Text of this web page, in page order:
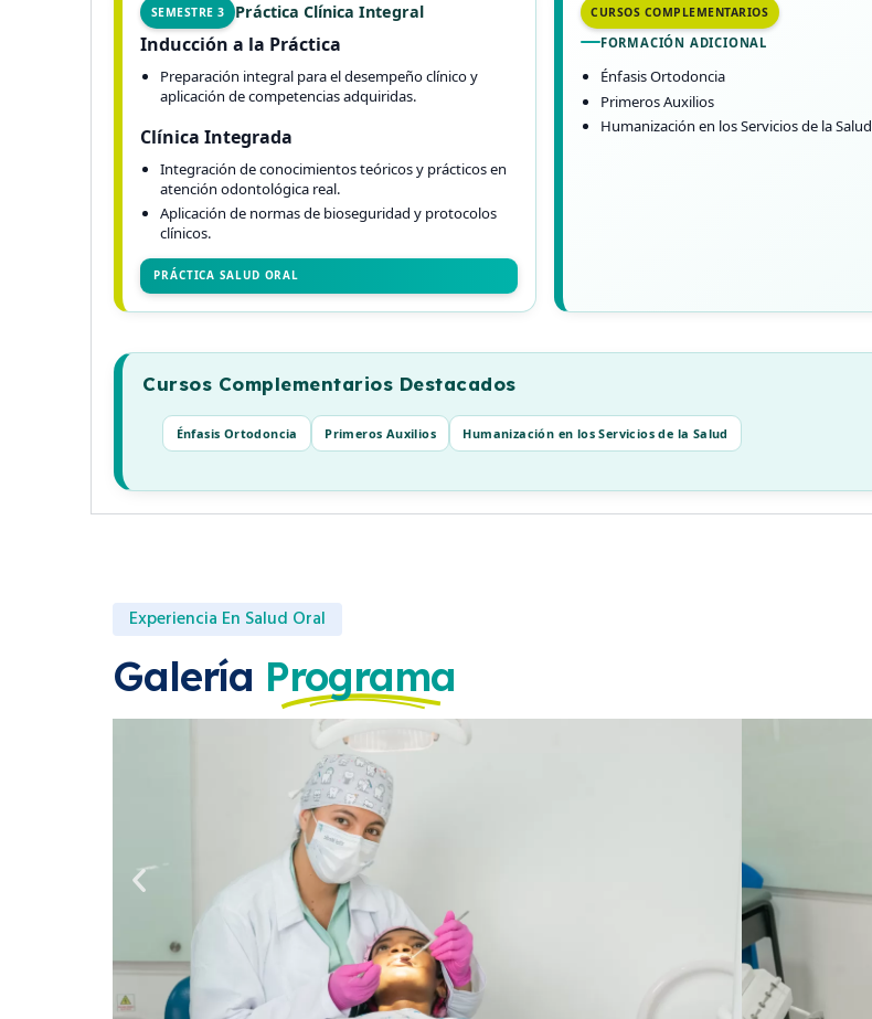
SEMESTRE 3 Práctica Clínica Integral
Inducción a la Práctica
Preparación integral para el desempeño clínico y
aplicación de competencias adquiridas.
Clínica Integrada
Integración de conocimientos teóricos y prácticos en
atención odontológica real.
Aplicación de normas de bioseguridad y protocolos
clínicos.
PRÁCTICA SALUD ORAL
CURSOS COMPLEMENTARIOS
FORMACIÓN ADICIONAL
Énfasis Ortodoncia
Primeros Auxilios
Humanización en los Servicios de la Salud
Cursos Complementarios Destacados
Énfasis Ortodoncia Primeros Auxilios Humanización en los Servicios de la Salud
Experiencia En Salud Oral
Galería Programa